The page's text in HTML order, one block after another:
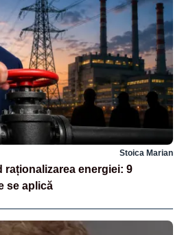
Stoica Marian
raționalizarea energiei: 9
se aplică